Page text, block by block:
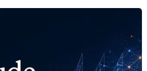
sinh 4 bé gái